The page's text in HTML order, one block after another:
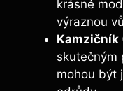
krásné
výraznou
Kamzičník
skutečným
mohou být